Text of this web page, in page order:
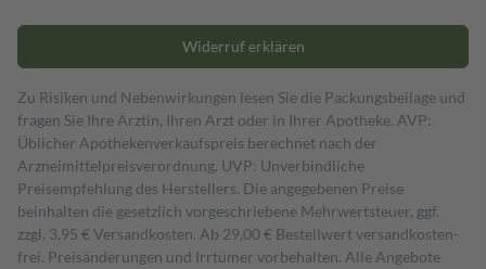
Widerruf erklären
Zu Risiken und Nebenwirkungen lesen Sie die Packungsbeilage und
fragen Sie Ihre Ärztin, Ihren Arzt oder in Ihrer Apotheke. AVP:
Üblicher Apothekenverkaufspreis berechnet nach der
Arzneimittelpreisverordnung. UVP: Unverbindliche
Preisempfehlung des Herstellers. Die angegebenen Preise
beinhalten die gesetzlich vorgeschriebene Mehrwertsteuer, ggf.
zzgl. 3,95 € Versandkosten. Ab 29,00 € Bestell­wert versand­kosten­
frei. Preisänderungen und Irrtümer vorbehalten. Alle Angebote